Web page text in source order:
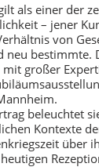
als einer der
– jener
von
neu bestimmte.
mit großer
beleuchtet
Kontexte
über